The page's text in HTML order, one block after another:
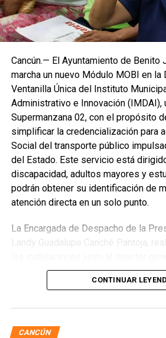
Cancún.— El Ayuntamiento de Benito
marcha un nuevo Módulo MOBI en la
Ventanilla Única del Instituto
Administrativo e Innovación (IMDAI),
Supermanzana 02, con el propósito
simplificar la credencialización para
Social del transporte público
del Estado. Este servicio está
discapacidad, adultos mayores y
podrán obtener su identificación de
atención directa en un solo punto.
La Encargada de Despacho de la
Landy Guadalupe Canché Pantoja,
Movilidad de Quintana Roo
Hernández Kotasek, y la titular del
CONTINUAR
CANCÚN